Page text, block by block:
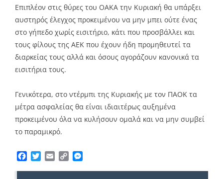
Επιπλέον στις θύρες του ΟΑΚΑ την Κυριακή θα υπάρξει
αυστηρός έλεγχος προκειμένου να μην μπει ούτε ένας
στο γήπεδο χωρίς εισιτήριο, κάτι που προσβάλλει και
τους φίλους της ΑΕΚ που έχουν ήδη προμηθευτεί τα
διαρκείας τους αλλά και όσους αγοράζουν κανονικά τα
εισιτήρια τους.
Γενικότερα, στο ντέρμπι της Κυριακής με τον ΠΑΟΚ τα
μέτρα ασφαλείας θα είναι ιδιαιτέρως αυξημένα
προκειμένου όλα να κυλήσουν ομαλά και να μην συμβεί
το παραμικρό.
Facebook
TwitterEmailCopy